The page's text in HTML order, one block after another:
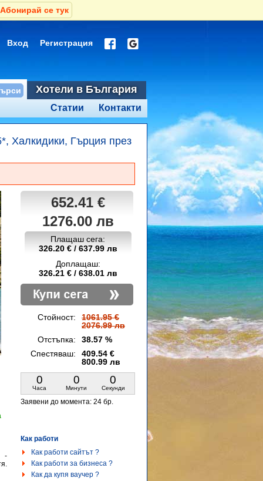
Абонирай се тук
Вход Регистрация
Хотели в България
Контакти
Статии
Халкидики, Гърция през
652.41 €
1276.00 лв
Плащаш сега:
326.20 € / 637.99 лв
Доплащаш:
326.21 € / 638.01 лв
Стойност:
1061.95 €
2076.99 лв
Отстъпка:
38.57 %
Спестяваш:
409.54 €
800.99 лв
0
Часа
0
Минути
0
Секунди
Заявени до момента: 24 бр.
-
Как работи
Как работи сайтът ?
Как работи за бизнеса ?
Как да купя ваучер ?